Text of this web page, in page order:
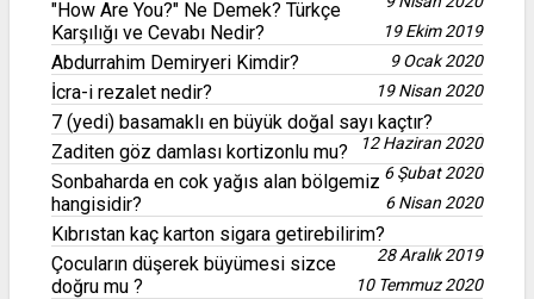
"How Are You?" Ne Demek? Türkçe
Karşılığı ve Cevabı Nedir?
19 Ekim 2019
Abdurrahim Demiryeri Kimdir? 9 Ocak 2020
İcra-i rezalet nedir? 19 Nisan 2020
7 (yedi) basamaklı en büyük doğal sayı kaçtır?
12 Haziran 2020
Zaditen göz damlası kortizonlu mu?
6 Şubat 2020
Sonbaharda en cok yağıs alan bölgemiz
hangisidir?
6 Nisan 2020
Kıbrıstan kaç karton sigara getirebilirim?
28 Aralık 2019
Çocuların düşerek büyümesi sizce
doğru mu ?
10 Temmuz 2020